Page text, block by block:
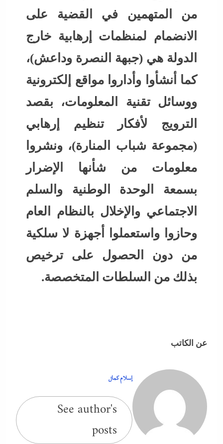
من المتهمين في القضية على
الانضمام لمنظمات إرهابية خارج
الدولة هي (جبهة النصرة وداعش)،
كما أنشأوا وأداروا مواقع إلكترونية
ووسائل تقنية المعلومات، بقصد
الترويج لأفكار تنظيم إرهابي
(مجموعة شباب المنارة)، ونشروا
معلومات من شأنها الإضرار
بسمعة الوحدة الوطنية والسلم
الاجتماعي والإخلال بالنظام العام
وحازوا واستعملوا أجهزة لا سلكية
من دون الحصول على ترخيص
بذلك من السلطات المتخصصة.
عن الكاتب
إسلام كمال
See author's
posts